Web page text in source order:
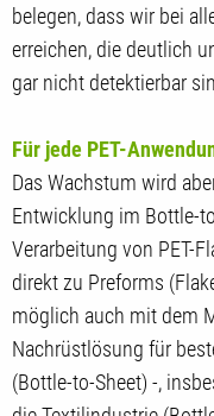
belegen, dass wir bei
erreichen, die deutlich
gar nicht detektierbar
Für jede PET-
Das Wachstum wird
Entwicklung im Bottle-
Verarbeitung von PET-
direkt zu Preforms
möglich auch mit dem
Nachrüstlösung für
(Bottle-to-Sheet) -,